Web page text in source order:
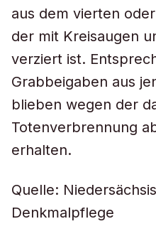
aus dem vierten
der mit Kreisaugen
verziert ist.
Grabbeigaben aus
blieben wegen der
Totenverbrennung
erhalten.
Quelle:
Denkmalpflege